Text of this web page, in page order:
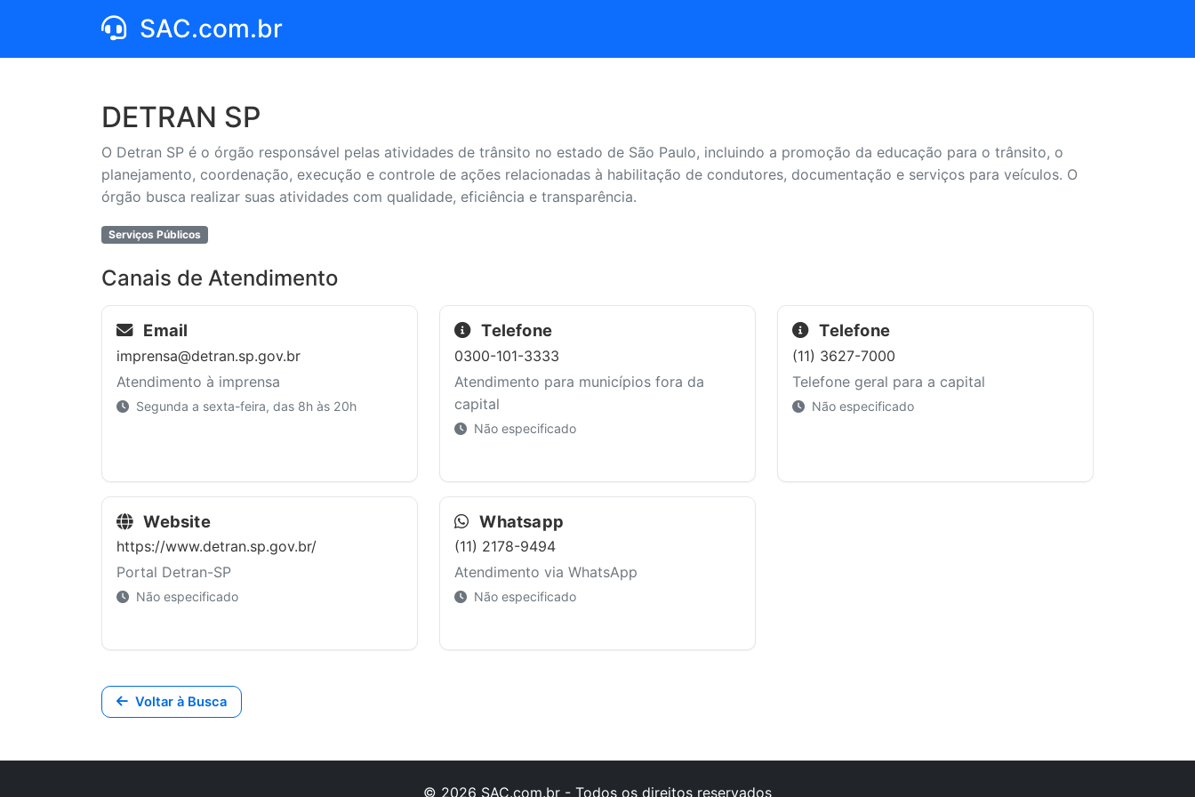
SAC.com.br
DETRAN SP
O Detran SP é o órgão responsável pelas atividades de trânsito no estado de São Paulo, incluindo a promoção da educação para o trânsito, o
planejamento, coordenação, execução e controle de ações relacionadas à habilitação de condutores, documentação e serviços para veículos. O
órgão busca realizar suas atividades com qualidade, eficiência e transparência.
Serviços Públicos
Canais de Atendimento
Email
imprensa@detran.sp.gov.br
Atendimento à imprensa
Segunda a sexta-feira, das 8h às 20h
Telefone
0300-101-3333
Atendimento para municípios fora da
capital
Não especificado
Telefone
(11) 3627-7000
Telefone geral para a capital
Não especificado
Website
https://www.detran.sp.gov.br/
Portal Detran-SP
Não especificado
Whatsapp
(11) 2178-9494
Atendimento via WhatsApp
Não especificado
Voltar à Busca
© 2026 SAC.com.br - Todos os direitos reservados